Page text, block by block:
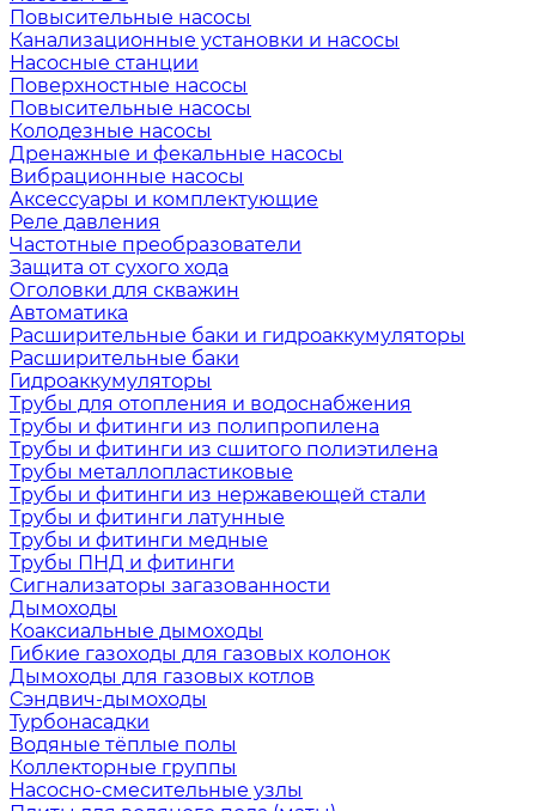
Повысительные насосы
Канализационные установки и насосы
Насосные станции
Поверхностные насосы
Повысительные насосы
Колодезные насосы
Дренажные и фекальные насосы
Вибрационные насосы
Аксессуары и комплектующие
Реле давления
Частотные преобразователи
Защита от сухого хода
Оголовки для скважин
Автоматика
Расширительные баки и гидроаккумуляторы
Расширительные баки
Гидроаккумуляторы
Трубы для отопления и водоснабжения
Трубы и фитинги из полипропилена
Трубы и фитинги из сшитого полиэтилена
Трубы металлопластиковые
Трубы и фитинги из нержавеющей стали
Трубы и фитинги латунные
Трубы и фитинги медные
Трубы ПНД и фитинги
Сигнализаторы загазованности
Дымоходы
Коаксиальные дымоходы
Гибкие газоходы для газовых колонок
Дымоходы для газовых котлов
Сэндвич-дымоходы
Турбонасадки
Водяные тёплые полы
Коллекторные группы
Насосно-смесительные узлы